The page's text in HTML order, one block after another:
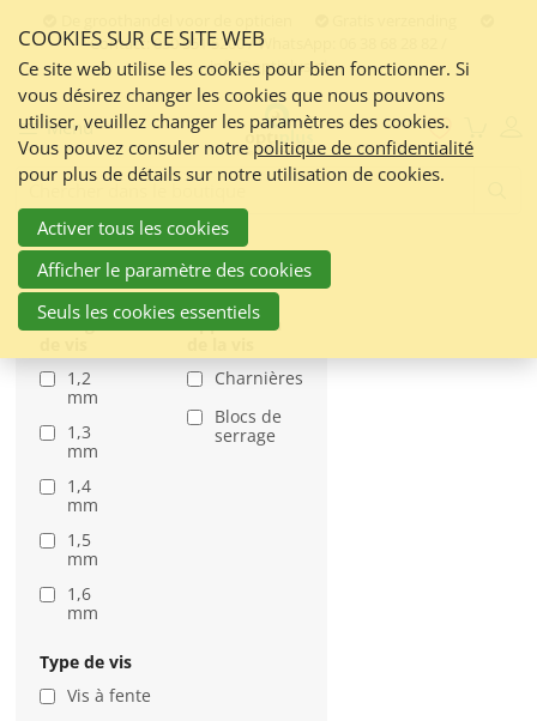
links
Aller
au
contenu
Jump
to
the
navigation
Contact: 050 551 5200 / WhatsApp: 06 38 68 28 82 /
info@optiplus.nl
Menu
Frontend
Filetage
1,2
mm
1,3
mm
1,4
mm
1,5
mm
1,6
mm
Application
Charnières
Blocs de
serrage
Type de vis
Vis à fente
COOKIES SUR CE SITE WEB
Ce site web utilise les cookies pour bien fonctionner. Si
vous désirez changer les cookies que nous pouvons
utiliser, veuillez changer les paramètres des cookies.
Vous pouvez consuler notre politique de confidentialité
pour plus de détails sur notre utilisation de cookies.
Activer tous les cookies
Afficher le paramètre des cookies
Seuls les cookies essentiels